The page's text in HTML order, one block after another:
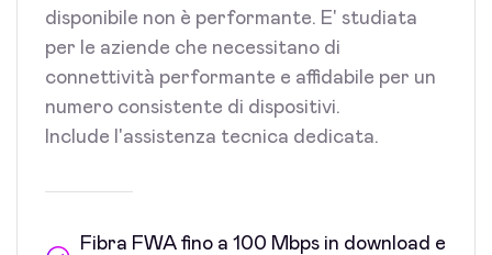
disponibile non è performante. E' studiata
per le aziende che necessitano di
connettività performante e affidabile per un
numero consistente di dispositivi.
Include l'assistenza tecnica dedicata.
Fibra FWA fino a 100 Mbps in download e